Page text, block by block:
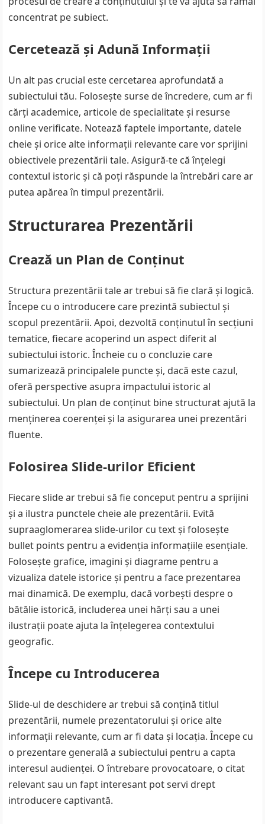
concentrat pe subiect.
Cercetează și Adună Informații
Un alt pas crucial este cercetarea aprofundată a
subiectului tău. Folosește surse de încredere, cum ar fi
cărți academice, articole de specialitate și resurse
online verificate. Notează faptele importante, datele
cheie și orice alte informații relevante care vor sprijini
obiectivele prezentării tale. Asigură-te că înțelegi
contextul istoric și că poți răspunde la întrebări care ar
putea apărea în timpul prezentării.
Structurarea Prezentării
Crează un Plan de Conținut
Structura prezentării tale ar trebui să fie clară și logică.
Începe cu o introducere care prezintă subiectul și
scopul prezentării. Apoi, dezvoltă conținutul în secțiuni
tematice, fiecare acoperind un aspect diferit al
subiectului istoric. Încheie cu o concluzie care
sumarizează principalele puncte și, dacă este cazul,
oferă perspective asupra impactului istoric al
subiectului. Un plan de conținut bine structurat ajută la
menținerea coerenței și la asigurarea unei prezentări
fluente.
Folosirea Slide-urilor Eficient
Fiecare slide ar trebui să fie conceput pentru a sprijini
și a ilustra punctele cheie ale prezentării. Evită
supraaglomerarea slide-urilor cu text și folosește
bullet points pentru a evidenția informațiile esențiale.
Folosește grafice, imagini și diagrame pentru a
vizualiza datele istorice și pentru a face prezentarea
mai dinamică. De exemplu, dacă vorbești despre o
bătălie istorică, includerea unei hărți sau a unei
ilustrații poate ajuta la înțelegerea contextului
geografic.
Începe cu Introducerea
Slide-ul de deschidere ar trebui să conțină titlul
prezentării, numele prezentatorului și orice alte
informații relevante, cum ar fi data și locația. Începe cu
o prezentare generală a subiectului pentru a capta
interesul audienței. O întrebare provocatoare, o citat
relevant sau un fapt interesant pot servi drept
introducere captivantă.